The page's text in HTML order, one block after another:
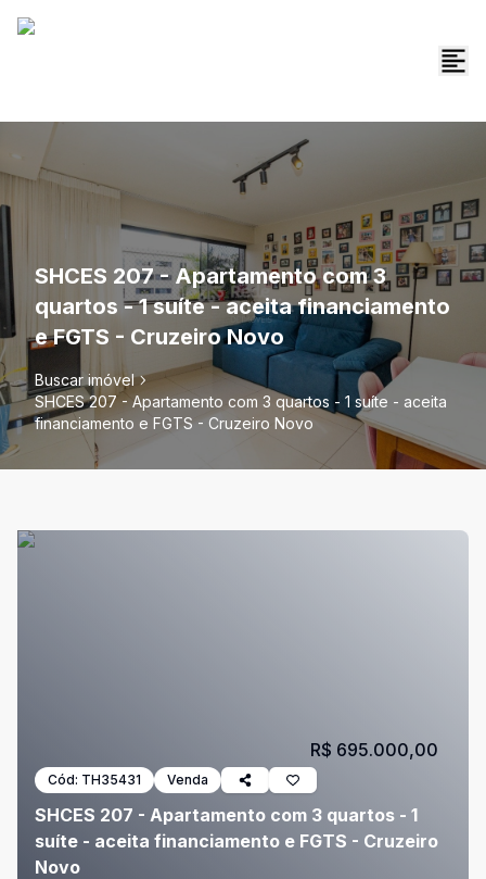
SHCES 207 - Apartamento com 3
quartos - 1 suíte - aceita financiamento
e FGTS - Cruzeiro Novo
Buscar imóvel
SHCES 207 - Apartamento com 3 quartos - 1 suíte - aceita
financiamento e FGTS - Cruzeiro Novo
Cód: TH35431 Venda
SHCES 207 - Apartamento com 3 quartos - 1
suíte - aceita financiamento e FGTS - Cruzeiro
Novo
R$ 695.000,00